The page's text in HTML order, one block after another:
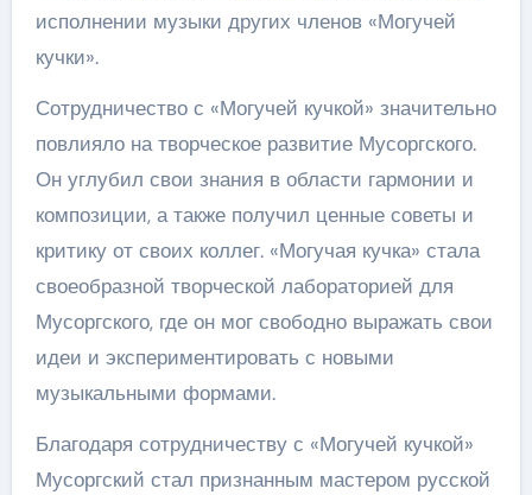
исполнении музыки других членов «Могучей
кучки».
Сотрудничество с «Могучей кучкой» значительно
повлияло на творческое развитие Мусоргского.
Он углубил свои знания в области гармонии и
композиции, а также получил ценные советы и
критику от своих коллег. «Могучая кучка» стала
своеобразной творческой лабораторией для
Мусоргского, где он мог свободно выражать свои
идеи и экспериментировать с новыми
музыкальными формами.
Благодаря сотрудничеству с «Могучей кучкой»
Мусоргский стал признанным мастером русской